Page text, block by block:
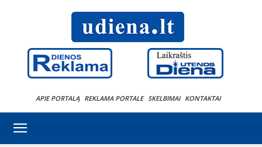
APIE PORTALĄ REKLAMA PORTALE SKELBIMAI KONTAKTAI